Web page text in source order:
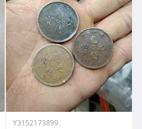
Y3152173899